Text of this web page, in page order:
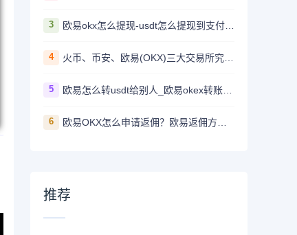
3 欧易okx怎么提现-usdt怎么提现到支付宝教程
4 火币、币安、欧易(OKX)三大交易所究竟选哪家？
5 欧易怎么转usdt给别人_欧易okex转账usdt教程
6
推荐